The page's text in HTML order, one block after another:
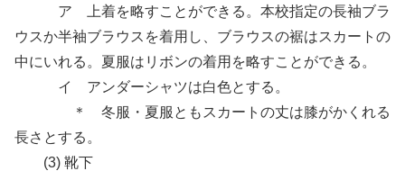
ア 上着を略すことができる。本校指定の長袖ブラ
ウスか半袖ブラウスを着用し、ブラウスの裾はスカートの
中にいれる。夏服はリボンの着用を略すことができる。
イ アンダーシャツは白色とする。
＊ 冬服・夏服ともスカートの丈は膝がかくれる
長さとする。
(3) 靴下